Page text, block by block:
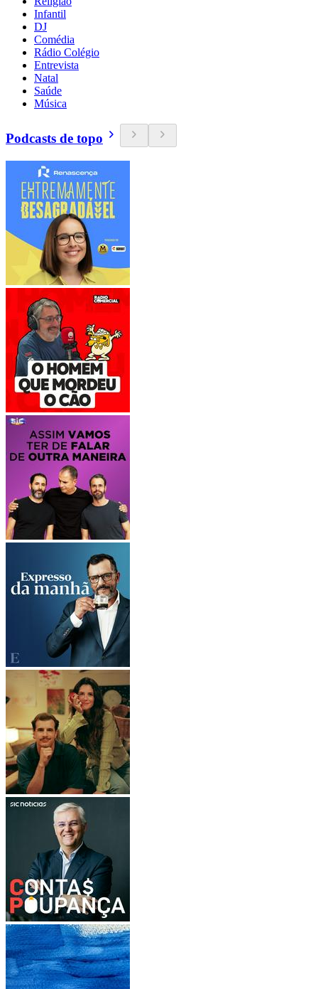
Infantil
DJ
Comédia
Rádio Colégio
Entrevista
Natal
Saúde
Música
Podcasts de topo